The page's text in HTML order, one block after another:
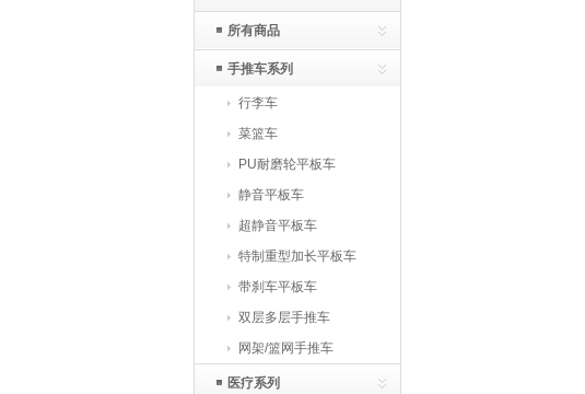
所有商品
手推车系列
行李车
菜篮车
PU耐磨轮平板车
静音平板车
超静音平板车
特制重型加长平板车
带刹车平板车
双层多层手推车
网架/篮网手推车
医疗系列